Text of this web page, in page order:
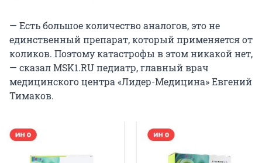
— Есть большое количество аналогов, это не
единственный препарат, который применяется от
коликов. Поэтому катастрофы в этом никакой нет,
— сказал MSK1.RU педиатр, главный врач
медицинского центра «Лидер-Медицина» Евгений
Тимаков.